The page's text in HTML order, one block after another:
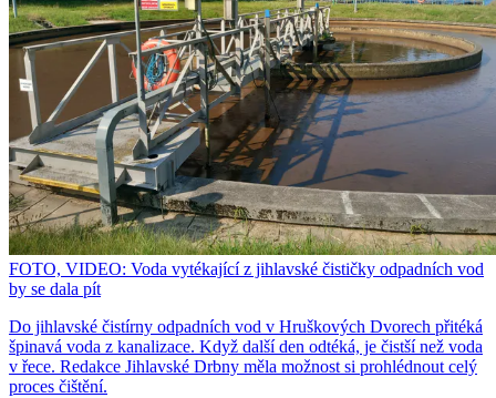
FOTO, VIDEO: Voda vytékající z jihlavské čističky odpadních vod
by se dala pít
Do jihlavské čistírny odpadních vod v Hruškových Dvorech přitéká
špinavá voda z kanalizace. Když další den odtéká, je čistší než voda
v řece. Redakce Jihlavské Drbny měla možnost si prohlédnout celý
proces čištění.